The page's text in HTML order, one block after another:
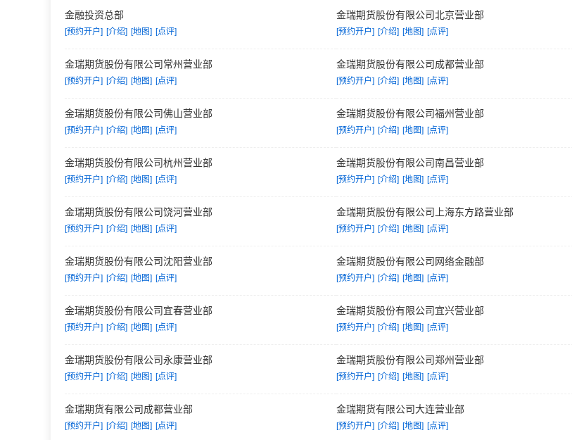
金融投资总部
[预约开户] [介绍] [地图] [点评]
金瑞期货股份有限公司北京营业部
[预约开户] [介绍] [地图] [点评]
金瑞期货股份有限公司常州营业部
[预约开户] [介绍] [地图] [点评]
金瑞期货股份有限公司成都营业部
[预约开户] [介绍] [地图] [点评]
金瑞期货股份有限公司佛山营业部
[预约开户] [介绍] [地图] [点评]
金瑞期货股份有限公司福州营业部
[预约开户] [介绍] [地图] [点评]
金瑞期货股份有限公司杭州营业部
[预约开户] [介绍] [地图] [点评]
金瑞期货股份有限公司南昌营业部
[预约开户] [介绍] [地图] [点评]
金瑞期货股份有限公司饶河营业部
[预约开户] [介绍] [地图] [点评]
金瑞期货股份有限公司上海东方路营业部
[预约开户] [介绍] [地图] [点评]
金瑞期货股份有限公司沈阳营业部
[预约开户] [介绍] [地图] [点评]
金瑞期货股份有限公司网络金融部
[预约开户] [介绍] [地图] [点评]
金瑞期货股份有限公司宜春营业部
[预约开户] [介绍] [地图] [点评]
金瑞期货股份有限公司宜兴营业部
[预约开户] [介绍] [地图] [点评]
金瑞期货股份有限公司永康营业部
[预约开户] [介绍] [地图] [点评]
金瑞期货股份有限公司郑州营业部
[预约开户] [介绍] [地图] [点评]
金瑞期货有限公司成都营业部
[预约开户] [介绍] [地图] [点评]
金瑞期货有限公司大连营业部
[预约开户] [介绍] [地图] [点评]